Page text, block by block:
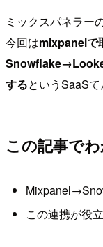
ミックスパネラー
今回はmixpanelで
するというSaaS
この記事で
この連携が役